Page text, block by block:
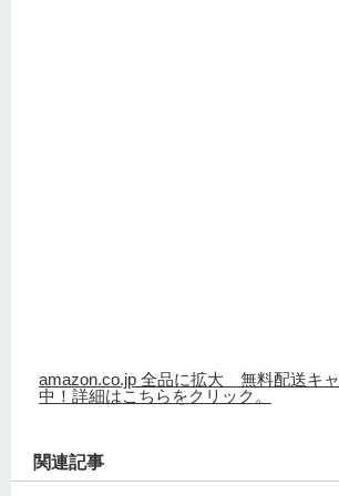
amazon.co.jp 全品に拡大 無料配送キ
中！詳細はこちらをクリック。
関連記事